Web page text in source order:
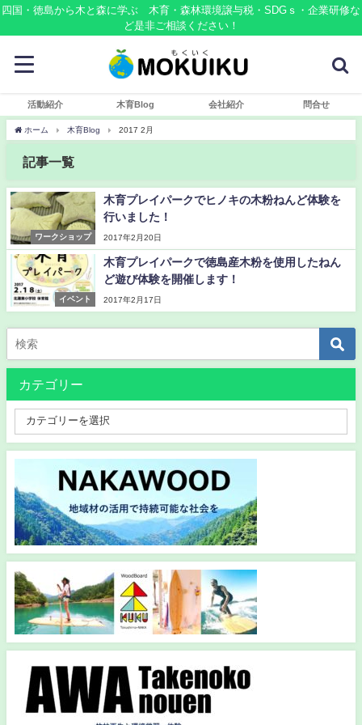
四国・徳島から木と森に学ぶ 木育・森林環境譲与税・SDGｓ・企業研修な
ど是非ご相談ください！
活動紹介 木育Blog 会社紹介 問合せ
ホーム 木育Blog 2017 2月
記事一覧
ワークショップ
木育プレイパークでヒノキの木粉ねんど体験を
行いました！
2017年2月20日
イベント
木育プレイパークで徳島産木粉を使用したねん
ど遊び体験を開催します！
2017年2月17日
カテゴリー